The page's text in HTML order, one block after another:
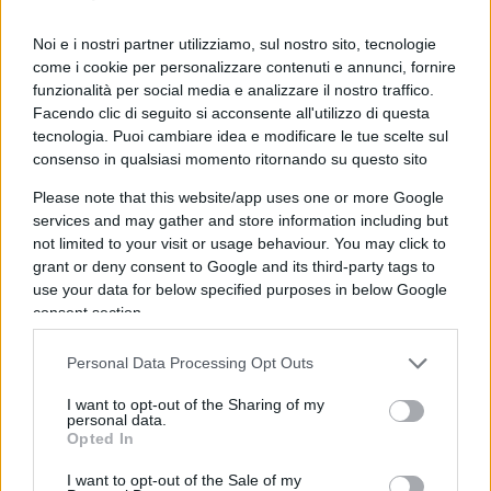
Noi e i nostri partner utilizziamo, sul nostro sito, tecnologie
come i cookie per personalizzare contenuti e annunci, fornire
funzionalità per social media e analizzare il nostro traffico.
Facendo clic di seguito si acconsente all'utilizzo di questa
tecnologia. Puoi cambiare idea e modificare le tue scelte sul
consenso in qualsiasi momento ritornando su questo sito
Please note that this website/app uses one or more Google
services and may gather and store information including but
not limited to your visit or usage behaviour. You may click to
grant or deny consent to Google and its third-party tags to
use your data for below specified purposes in below Google
consent section.
Personal Data Processing Opt Outs
I want to opt-out of the Sharing of my
personal data.
Opted In
I want to opt-out of the Sale of my
simpatia di tutti…
Rispondi
Roby42
19 Ottobre 2023, 13:45 13:45
A me non interessa sapere di chi è la colpa;mi importa solo
che lo stato di Israele distrugga i suoi nemici e continui a
vivere.Se cadesse,l’islam radicale esploderebbe in Europa
Rispondi